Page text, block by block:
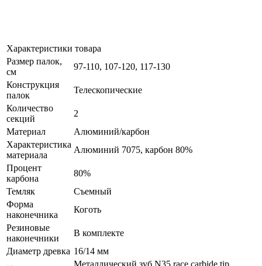
Характеристики товара
Размер палок,
см
97-110, 107-120, 117-130
Конструкция
палок
Телескопические
Количество
секций
2
Материал
Алюминий/карбон
Характеристика
материала
Алюминий 7075, карбон 80%
Процент
карбона
80%
Темляк
Съемный
Форма
наконечника
Коготь
Резиновые
наконечники
В комплекте
Диаметр древка 16/14 мм
Металлический зуб N35 race carbide tip.